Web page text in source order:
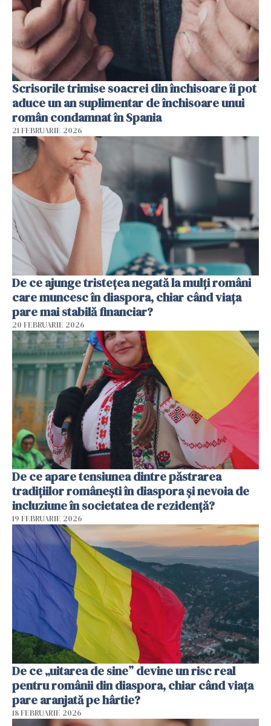
Scrisorile trimise soacrei din închisoare îi pot
aduce un an suplimentar de închisoare unui
român condamnat în Spania
21 FEBRUARIE 2026
De ce ajunge tristețea negată la mulți români
care muncesc în diaspora, chiar când viața
pare mai stabilă financiar?
20 FEBRUARIE 2026
De ce apare tensiunea dintre păstrarea
tradițiilor românești în diaspora și nevoia de
incluziune în societatea de rezidență?
19 FEBRUARIE 2026
De ce „uitarea de sine” devine un risc real
pentru românii din diaspora, chiar când viața
pare aranjată pe hârtie?
18 FEBRUARIE 2026